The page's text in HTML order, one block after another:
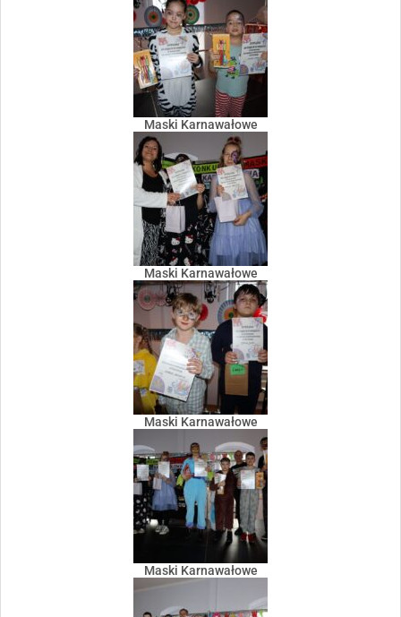
Maski Karnawałowe
Maski Karnawałowe
Maski Karnawałowe
Maski Karnawałowe